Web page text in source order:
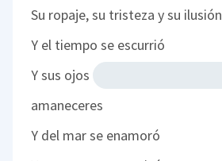
Su ropaje, su tristeza y su ilusión
Y el tiempo se escurrió
Y sus ojos
amaneceres
Y del mar se enamoró